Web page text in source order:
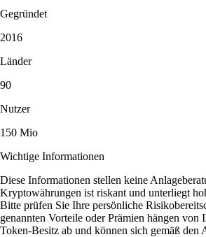
Gegründet
2016
Länder
90
Nutzer
150 Mio
Wichtige Informationen
Diese Informationen stellen keine
Kryptowährungen ist riskant und unterliegt
Bitte prüfen Sie Ihre persönliche
genannten Vorteile oder Prämien hängen von
Token-Besitz ab und können sich gemäß den